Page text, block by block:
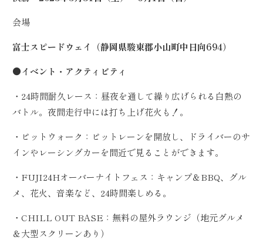
会場
富士スピードウェイ（静岡県駿東郡小山町中日向694）
●イベント・アクティビティ
・24時間耐久レース：昼夜を通して繰り広げられる白熱の
バトル。夜間走行中には打ち上げ花火も！。
・ピットウォーク：ピットレーンを開放し、ドライバーのサ
インやレーシングカーを間近で見ることができます。
・FUJI24Hオーバーナイトフェス：キャンプ＆BBQ、グル
メ、花火、音楽など、24時間楽しめる。
・CHILL OUT BASE：無料の屋外ラウンジ（地元グルメ
＆大型スクリーンあり）